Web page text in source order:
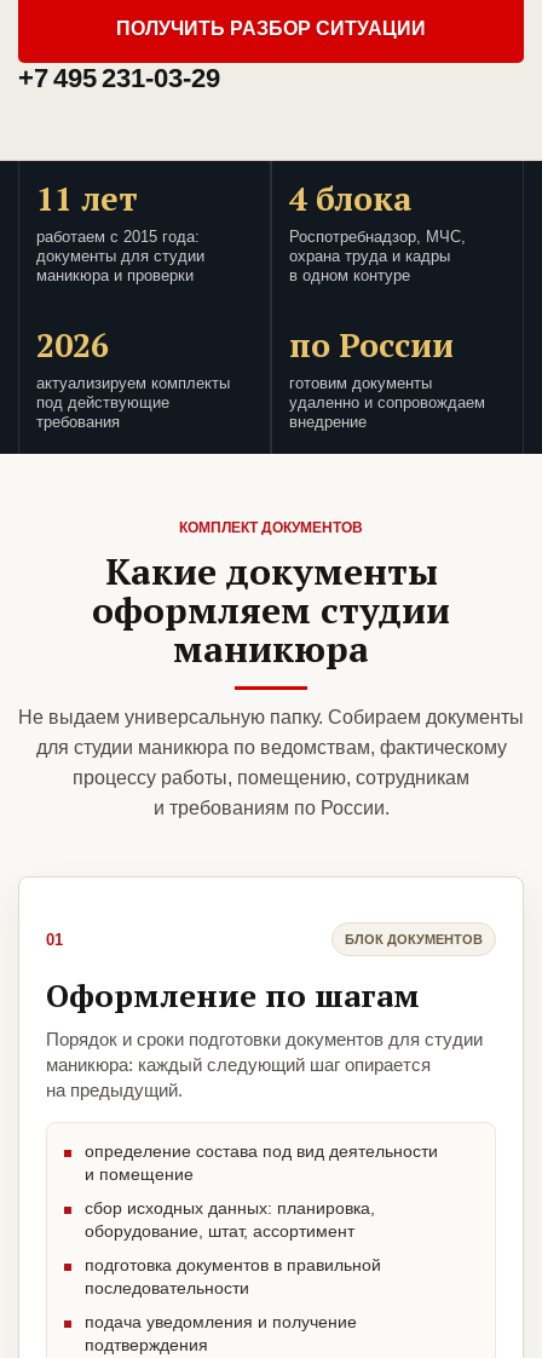
ПОЛУЧИТЬ РАЗБОР СИТУАЦИИ
+7 495 231-03-29
11 лет
работаем с 2015 года:
документы для студии
маникюра и проверки
4 блока
Роспотребнадзор, МЧС,
охрана труда и кадры
в одном контуре
2026
актуализируем комплекты
под действующие
требования
по России
готовим документы
удаленно и сопровождаем
внедрение
КОМПЛЕКТ ДОКУМЕНТОВ
Какие документы
оформляем студии
маникюра
Не выдаем универсальную папку. Собираем документы
для студии маникюра по ведомствам, фактическому
процессу работы, помещению, сотрудникам
и требованиям по России.
01 БЛОК ДОКУМЕНТОВ
Оформление по шагам
Порядок и сроки подготовки документов для студии
маникюра: каждый следующий шаг опирается
на предыдущий.
определение состава под вид деятельности
и помещение
сбор исходных данных: планировка,
оборудование, штат, ассортимент
подготовка документов в правильной
последовательности
подача уведомления и получение
подтверждения